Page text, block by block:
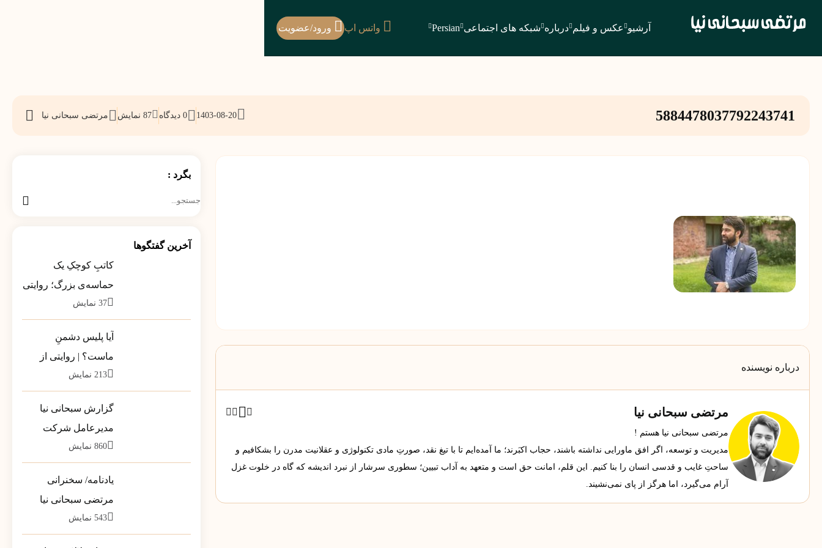
آرشیو عکس و فیلم درباره شبکه های اجتماعی Persian واتس اپ ورود/عضویت
5884478037792243741
1403-08-20 0 دیدگاه 87 نمایش مرتضی سبحانی نیا
درباره نویسنده
مرتضی سبحانی نیا
مرتضی سبحانی نیا هستم !
مدیریت و توسعه، اگر افق ماورایی نداشته باشند، حجاب اکبَرند؛ ما آمده‌ایم تا با تیغ نقد، صورتِ مادی تکنولوژی و عقلانیت مدرن را بشکافیم و
ساحتِ غایب و قدسی انسان را بنا کنیم. این قلم، امانت حق است و متعهد به آداب تبیین؛ سطوری سرشار از نبرد اندیشه که گاه در خلوت غزل
آرام می‌گیرد، اما هرگز از پای نمی‌نشیند.
بگرد :
آخرین گفتگوها
کاتبِ کوچکِ یک
حماسه‌ی بزرگ؛ روایتی
از بارِ سنگینِ کلمات در
37 نمایش
آیا پلیس دشمنِ
ماست؟ | روایتی از
تله‌ی خطرناکِ «ضلع
213 نمایش
گزارش سبحانی نیا
مدیرعامل شرکت
پشتیبانی مخازن پارس
860 نمایش
یادنامه/ سخنرانی
مرتضی سبحانی نیا
مشاور وزیر در جمع
543 نمایش